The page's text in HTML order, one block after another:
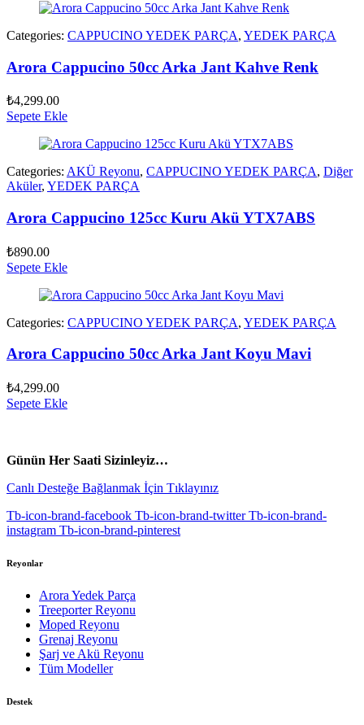
Categories: CAPPUCINO YEDEK PARÇA, YEDEK PARÇA
Arora Cappucino 50cc Arka Jant Kahve Renk
₺4,299.00
Sepete Ekle
Categories: AKÜ Reyonu, CAPPUCINO YEDEK PARÇA, Diğer
Aküler, YEDEK PARÇA
Arora Cappucino 125cc Kuru Akü YTX7ABS
₺890.00
Sepete Ekle
Categories: CAPPUCINO YEDEK PARÇA, YEDEK PARÇA
Arora Cappucino 50cc Arka Jant Koyu Mavi
₺4,299.00
Sepete Ekle
Günün Her Saati Sizinleyiz…
Canlı Desteğe Bağlanmak İçin Tıklayınız
Tb-icon-brand-facebook Tb-icon-brand-twitter Tb-icon-brand-
instagram Tb-icon-brand-pinterest
Reyonlar
Arora Yedek Parça
Treeporter Reyonu
Moped Reyonu
Grenaj Reyonu
Şarj ve Akü Reyonu
Tüm Modeller
Destek